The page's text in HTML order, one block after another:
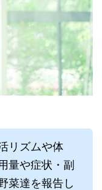
リズムや体
量や症状・副
菜達を報告し